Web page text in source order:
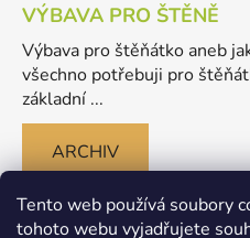
Tento web používá soubory
tohoto webu vyjadřujete
VÝBAVA PRO ŠTĚNĚ
Výbava pro štěňátko aneb
všechno potřebuji pro
základní ...
ARCHIV